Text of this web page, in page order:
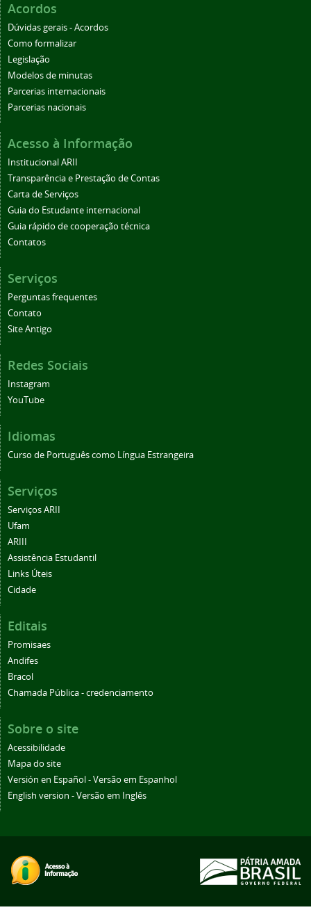
Acordos
Dúvidas gerais - Acordos
Como formalizar
Legislação
Modelos de minutas
Parcerias internacionais
Parcerias nacionais
Acesso à Informação
Institucional ARII
Transparência e Prestação de Contas
Carta de Serviços
Guia do Estudante internacional
Guia rápido de cooperação técnica
Contatos
Serviços
Perguntas frequentes
Contato
Site Antigo
Redes Sociais
Instagram
YouTube
Idiomas
Curso de Português como Língua Estrangeira
Serviços
Serviços ARII
Ufam
ARIII
Assistência Estudantil
Links Úteis
Cidade
Editais
Promisaes
Andifes
Bracol
Chamada Pública - credenciamento
Sobre o site
Acessibilidade
Mapa do site
Versión en Español - Versão em Espanhol
English version - Versão em Inglês